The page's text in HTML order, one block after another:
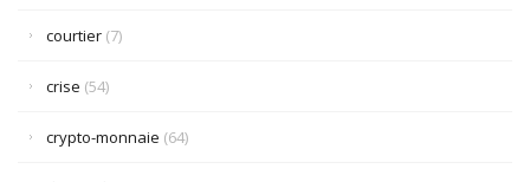
courtier (7)
crise (54)
crypto-monnaie (64)